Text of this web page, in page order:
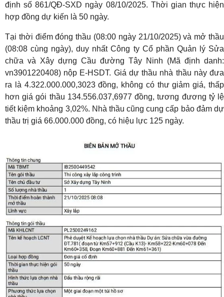
định số 861/QĐ-SXD ngày 08/10/2025. Thời gian thực hiện
hợp đồng dự kiến là 50 ngày.
Tại thời điểm đóng thầu (08:00 ngày 21/10/2025) và mở thầu
(08:08 cùng ngày), duy nhất Công ty Cổ phần Quản lý Sửa
chữa và Xây dựng Cầu đường Tây Ninh (Mã định danh:
vn3901220408) nộp E-HSDT. Giá dự thầu nhà thầu này đưa
ra là 4.322.000.000,3023 đồng, không có thư giảm giá, thấp
hơn giá gói thầu 134.556.037,6977 đồng, tương đương tỷ lệ
tiết kiệm khoảng 3,02%. Nhà thầu cũng cung cấp bảo đảm dự
thầu trị giá 66.000.000 đồng, có hiệu lực 125 ngày.